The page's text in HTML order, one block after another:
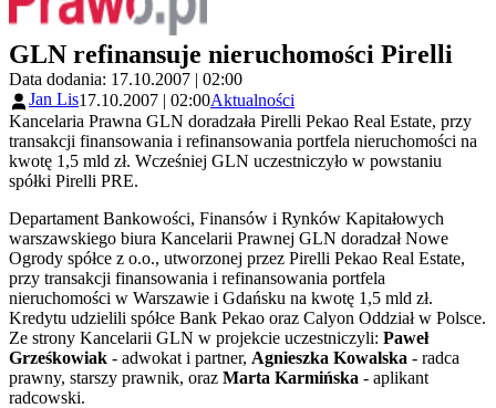
GLN refinansuje nieruchomości Pirelli
Data dodania: 17.10.2007 | 02:00
Jan Lis17.10.2007 | 02:00Aktualności
Kancelaria Prawna GLN doradzała Pirelli Pekao Real Estate, przy
transakcji finansowania i refinansowania portfela nieruchomości na
kwotę 1,5 mld zł. Wcześniej GLN uczestniczyło w powstaniu
spółki Pirelli PRE.
Departament Bankowości, Finansów i Rynków Kapitałowych
warszawskiego biura Kancelarii Prawnej GLN doradzał Nowe
Ogrody spółce z o.o., utworzonej przez Pirelli Pekao Real Estate,
przy transakcji finansowania i refinansowania portfela
nieruchomości w Warszawie i Gdańsku na kwotę 1,5 mld zł.
Kredytu udzielili spółce Bank Pekao oraz Calyon Oddział w Polsce.
Ze strony Kancelarii GLN w projekcie uczestniczyli: Paweł
Grześkowiak - adwokat i partner, Agnieszka Kowalska - radca
prawny, starszy prawnik, oraz Marta Karmińska - aplikant
radcowski.